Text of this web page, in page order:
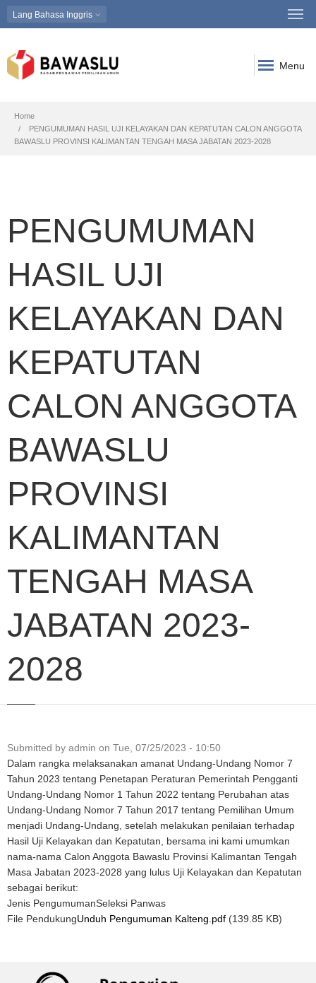
Lang Bahasa Inggris
Menu
Breadcrumb
Home
PENGUMUMAN HASIL UJI KELAYAKAN DAN KEPATUTAN CALON ANGGOTA
BAWASLU PROVINSI KALIMANTAN TENGAH MASA JABATAN 2023-2028
PENGUMUMAN
HASIL UJI
KELAYAKAN DAN
KEPATUTAN
CALON ANGGOTA
BAWASLU
PROVINSI
KALIMANTAN
TENGAH MASA
JABATAN 2023-
2028
Submitted by admin on Tue, 07/25/2023 - 10:50
Dalam rangka melaksanakan amanat Undang-Undang Nomor 7
Tahun 2023 tentang Penetapan Peraturan Pemerintah Pengganti
Undang-Undang Nomor 1 Tahun 2022 tentang Perubahan atas
Undang-Undang Nomor 7 Tahun 2017 tentang Pemilihan Umum
menjadi Undang-Undang, setelah melakukan penilaian terhadap
Hasil Uji Kelayakan dan Kepatutan, bersama ini kami umumkan
nama-nama Calon Anggota Bawaslu Provinsi Kalimantan Tengah
Masa Jabatan 2023-2028 yang lulus Uji Kelayakan dan Kepatutan
sebagai berikut:
Jenis PengumumanSeleksi Panwas
File PendukungUnduh Pengumuman Kalteng.pdf (139.85 KB)